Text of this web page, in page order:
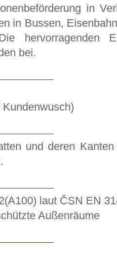
in
in Bussen,
hervorragenden
bei.
und deren
laut ČSN EN
Außenräume